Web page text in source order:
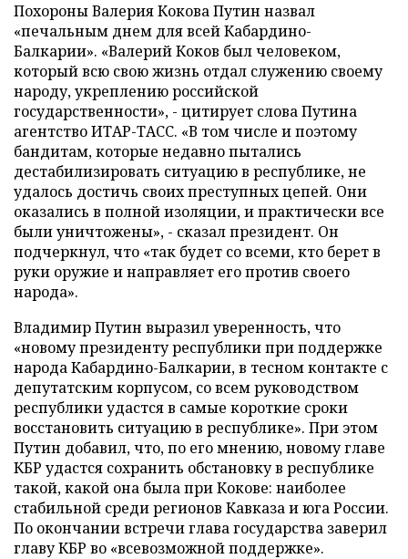
Похороны Валерия Кокова Путин назвал
«печальным днем для всей Кабардино-
Балкарии». «Валерий Коков был человеком,
который всю свою жизнь отдал служению своему
народу, укреплению российской
государственности», - цитирует слова Путина
агентство ИТАР-ТАСС. «В том числе и поэтому
бандитам, которые недавно пытались
дестабилизировать ситуацию в республике, не
удалось достичь своих преступных цепей. Они
оказались в полной изоляции, и практически все
были уничтожены», - сказал президент. Он
подчеркнул, что «так будет со всеми, кто берет в
руки оружие и направляет его против своего
народа».
Владимир Путин выразил уверенность, что
«новому президенту республики при поддержке
народа Кабардино-Балкарии, в тесном контакте с
депутатским корпусом, со всем руководством
республики удастся в самые короткие сроки
восстановить ситуацию в республике». При этом
Путин добавил, что, по его мнению, новому главе
КБР удастся сохранить обстановку в республике
такой, какой она была при Кокове: наиболее
стабильной среди регионов Кавказа и юга России.
По окончании встречи глава государства заверил
главу КБР во «всевозможной поддержке».